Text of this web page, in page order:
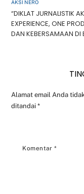
AKSI NERO
“DIKLAT JURNALISTIK
EXPERIENCE, ONE
DAN KEBERSAMAAN DI
Alamat email Anda
ditandai*
Komentar *